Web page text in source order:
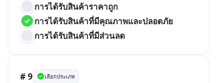
การได้รับสินค้าราคาถูก
การได้รับสินค้าที่มีคุณภาพและปลอดภัย
การได้รับสินค้าที่มีส่วนลด
# 9 เลือกประเภท